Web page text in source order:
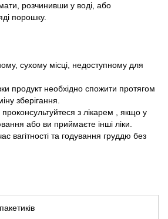
розчинивши у воді, або
порошку.
сухому місці, недоступному для
продукт необхідно спожити протягом
зберігання.
з лікарем , якщо у
або ви приймаєте інші ліки.
вагітності та годування груддю без